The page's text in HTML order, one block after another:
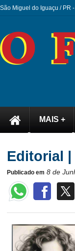
São Miguel do Iguaçu / PR -
MAIS +
Editorial |
Publicado em 8 de